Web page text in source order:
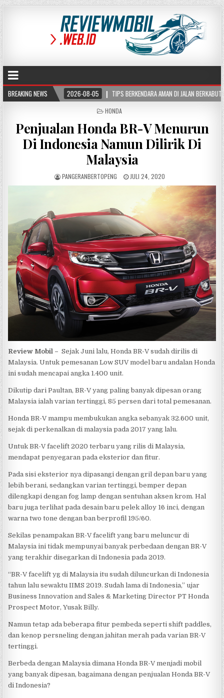
BREAKING NEWS
2026-08-05 TIPS BERKENDARA AMAN DI JALAN BERKABUT, KURANGI RISIKO
POSTED
HONDA
Penjualan Honda BR-V Menurun
Di Indonesia Namun Dilirik Di
Malaysia
PANGERANBERTOPENG JULI 24, 2020
Review Mobil –Sejak Juni lalu, Honda BR-V sudah dirilis di
Malaysia. Untuk pemesanan Low SUV model baru andalan Honda
ini sudah mencapai angka 1.400 unit.
Dikutip dari Paultan, BR-V yang paling banyak dipesan orang
Malaysia ialah varian tertinggi, 85 persen dari total pemesanan.
Honda BR-V mampu membukukan angka sebanyak 32.600 unit,
sejak di perkenalkan di malaysia pada 2017 yang lalu.
Untuk BR-V facelift 2020 terbaru yang rilis di Malaysia,
mendapat penyegaran pada eksterior dan fitur.
Pada sisi eksterior nya dipasangi dengan gril depan baru yang
lebih berani, sedangkan varian tertinggi, bemper depan
dilengkapi dengan fog lamp dengan sentuhan aksen krom. Hal
baru juga terlihat pada desain baru pelek alloy 16 inci, dengan
warna two tone dengan ban berprofil 195/60.
Sekilas penampakan BR-V facelift yang baru meluncur di
Malaysia ini tidak mempunyai banyak perbedaan dengan BR-V
yang terakhir disegarkan di Indonesia pada 2019.
“BR-V facelift yg di Malaysia itu sudah diluncurkan di Indonesia
tahun lalu sewaktu IIMS 2019. Sudah lama di Indonesia,” ujar
Business Innovation and Sales & Marketing Director PT Honda
Prospect Motor, Yusak Billy.
Namun tetap ada beberapa fitur pembeda seperti shift paddles,
dan kenop persneling dengan jahitan merah pada varian BR-V
tertinggi.
Berbeda dengan Malaysia dimana Honda BR-V menjadi mobil
yang banyak dipesan, bagaimana dengan penjualan Honda BR-V
di Indonesia?